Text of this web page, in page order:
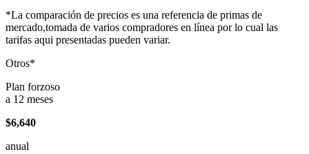
*La comparación de precios es una referencia de primas de
mercado,tomada de varios compradores en línea por lo cual las
tarifas aqui presentadas pueden variar.
Otros*
Plan forzoso
a 12 meses
$6,640
anual